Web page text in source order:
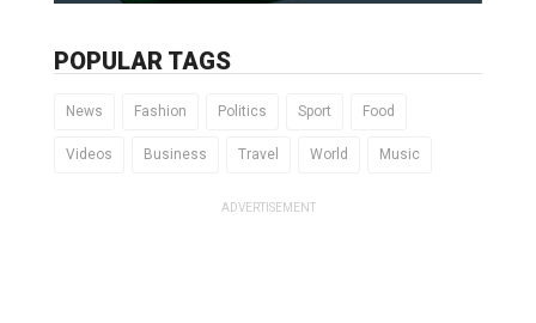
POPULAR TAGS
News Fashion Politics Sport Food
Videos Business Travel World Music
ADVERTISEMENT